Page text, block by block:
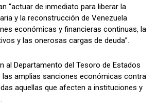
“actuar de inmediato para liberar la
y la reconstrucción de Venezuela
económicas y financieras continuas, la
y las onerosas cargas de deuda”.
al Departamento del Tesoro de Estados
las amplias sanciones económicas contra
aquellas que afecten a instituciones y